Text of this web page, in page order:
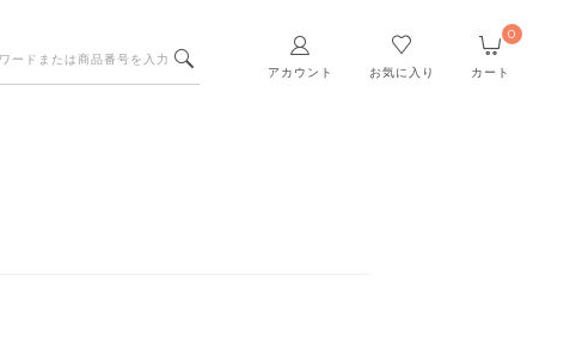
アカウント お気に入り カート
0